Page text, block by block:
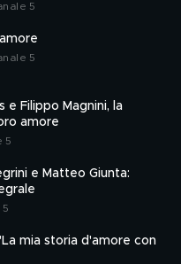
5
5
e Filippo Magnini, la
amore
5
e Matteo Giunta:
mia storia d'amore con